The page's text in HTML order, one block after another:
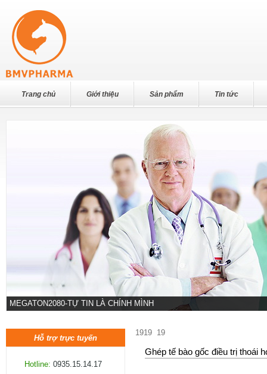
Trang chủ Giới thiệu Sản phẩm Tin tức
MEGATON2080-TỰ TIN LÀ CHÍNH MÌNH
1919
Hỗ trợ trực tuyến
Hotline: 0935.15.14.17
19
Ghép tế bào gốc điều trị thoái